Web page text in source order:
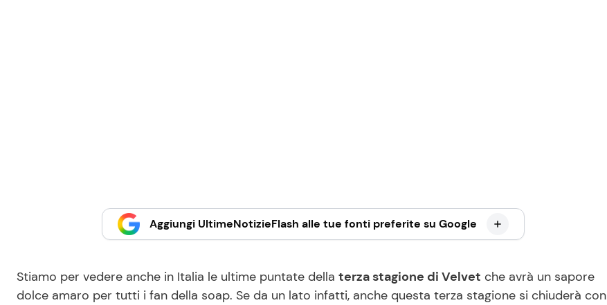
Aggiungi UltimeNotizieFlash alle tue fonti preferite su Google
Stiamo per vedere anche in Italia le ultime puntate della terza stagione di Velvet che avrà un sapore
dolce amaro per tutti i fan della soap. Se da un lato infatti, anche questa terza stagione si chiuderà con